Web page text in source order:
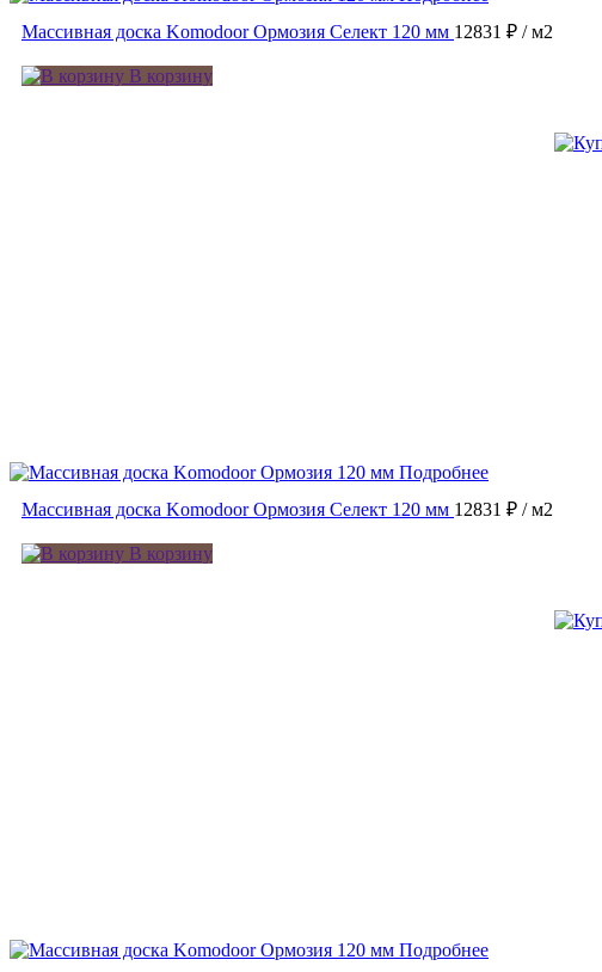
Массивная доска Komodoor Ормозия Селект 120 мм 12831 ₽ / м2
В корзину
Подробнее
Массивная доска Komodoor Ормозия Селект 120 мм 12831 ₽ / м2
В корзину
Подробнее